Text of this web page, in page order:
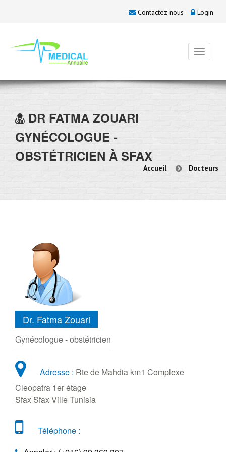
Contactez-nous Login
DR FATMA ZOUARI
GYNÉCOLOGUE -
OBSTÉTRICIEN À SFAX
Accueil Docteurs
Dr. Fatma Zouari
Gynécologue - obstétricien
Adresse : Rte de Mahdia km1 Complexe
Cleopatra 1er étage
Sfax Sfax Ville Tunisia
Téléphone :